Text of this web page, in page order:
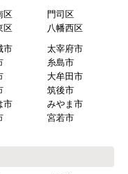
区
門司区
区
八幡西区
市
太宰府市
糸島市
大牟田市
筑後市
市
みやま市
宮若市